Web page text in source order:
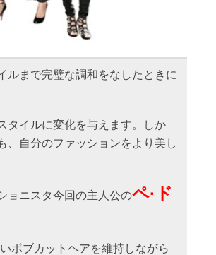
ルまで完璧な調和をなしたときに
タイルに変化を与えます。しか
、自分のファッションをより美し
ョニスタ今回の主人公のペ·ド
ボブカットヘアを維持しながら